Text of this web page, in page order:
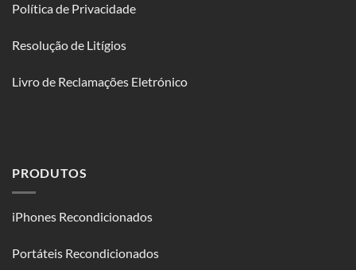
Política de Privacidade
Resolução de Litígios
Livro de Reclamações Eletrónico
PRODUTOS
iPhones Recondicionados
Portáteis Recondicionados